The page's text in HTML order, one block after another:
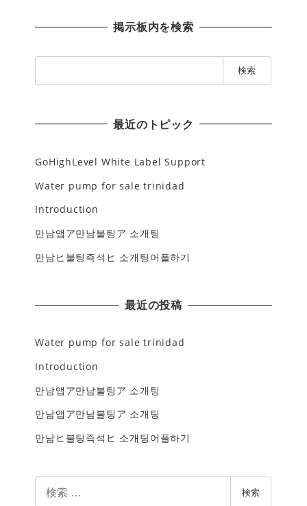
掲示板内を検索
索
最近のトピック
GoHighLevel White Label Support
Water pump for sale trinidad
Introduction
만남앱ア만남불팅ア 소개팅
만남ヒ불팅즉석ヒ 소개팅어플하기
最近の投稿
Water pump for sale trinidad
Introduction
만남앱ア만남불팅ア 소개팅
만남앱ア만남불팅ア 소개팅
만남ヒ불팅즉석ヒ 소개팅어플하기
検索